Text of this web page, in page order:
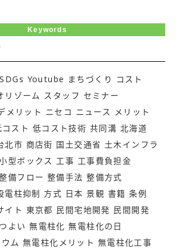
Keywords
SDGs Youtube まちづくり
コスト
リゾーム スタッフ セミナー
メリット ニセコ ニュース
メリット
コスト 低コスト技術 共同溝 北海道
北市 商店街 国土交通省 土木インフラ
型ボックス 工事 工事費負担金
備フロー 整備手法 整備方式
電柱抑制 方式 日本 景観 書籍 条例
イト 東京都 民間宅地開発 民間開発
よい 無電柱化 無電柱化の日
ム 無電柱化メリット 無電柱化工事